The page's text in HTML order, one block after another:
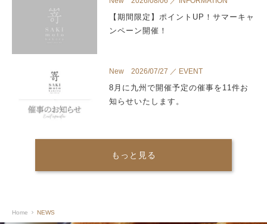
【期間限定】ポイントUP！サマーキャ
ンペーン開催！
New 2026/07/27 ／ EVENT
8月に九州で開催予定の催事を11件お
知らせいたします。
もっと見る
Home NEWS